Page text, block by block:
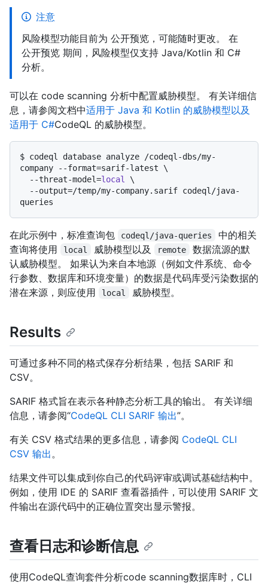
注意
风险模型功能目前为 公开预览，可能随时更改。 在
公开预览 期间，风险模型仅支持 Java/Kotlin 和 C#
分析。
可以在 code scanning 分析中配置威胁模型。 有关详细信
息，请参阅文档中适用于 Java 和 Kotlin 的威胁模型以及
适用于 C#CodeQL 的威胁模型。
$ codeql database analyze /codeql-dbs/my-
company --format=sarif-latest \
  --threat-model=
local
\
queries
在此示例中，标准查询包 codeql/java-queries
中的相关
查询将使用
local 威胁模型以及 remote
数据流源的默
认威胁模型。 如果认为来自本地源（例如文件系统、命令
行参数、数据库和环境变量）的数据是代码库受污染数据的
潜在来源，则应使用
local 威胁模型。
Results
可通过多种不同的格式保存分析结果，包括 SARIF 和
CSV。
SARIF 格式旨在表示各种静态分析工具的输出。 有关详细
信息，请参阅“CodeQL CLI SARIF 输出”。
有关 CSV 格式结果的更多信息，请参阅 CodeQL CLI
CSV 输出 。
结果文件可以集成到你自己的代码评审或调试基础结构中。
例如，使用 IDE 的 SARIF 查看器插件，可以使用 SARIF 文
件输出在源代码中的正确位置突出显示警报。
查看日志和诊断信息
使用CodeQL查询套件分析code scanning数据库时，CLI